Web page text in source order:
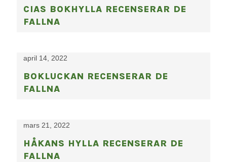
CIAS BOKHYLLA RECENSERAR DE
FALLNA
april 14, 2022
BOKLUCKAN RECENSERAR DE
FALLNA
mars 21, 2022
HÅKANS HYLLA RECENSERAR DE
FALLNA